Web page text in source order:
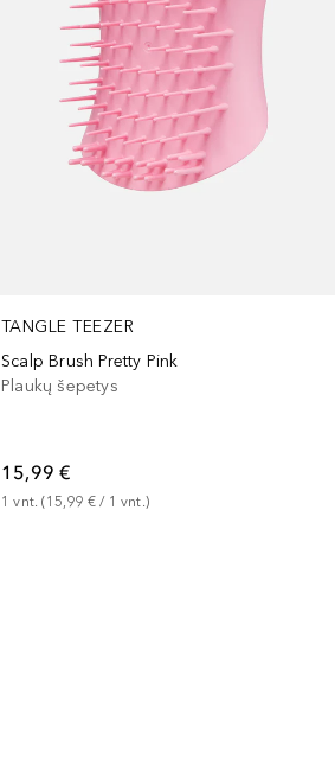
TANGLE TEEZER
Scalp Brush Pretty Pink
Plaukų šepetys
15,99 €
1 vnt. (15,99 € / 1 vnt. )